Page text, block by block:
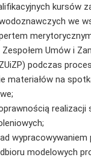
kursów
we
Umów i
podczas
materiałów na
wypracowywaniem
modelowych